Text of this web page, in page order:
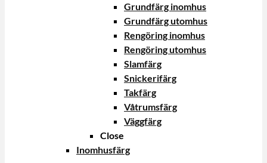
Grundfärg inomhus
Grundfärg utomhus
Rengöring inomhus
Rengöring utomhus
Slamfärg
Snickerifärg
Takfärg
Våtrumsfärg
Väggfärg
Close
Inomhusfärg